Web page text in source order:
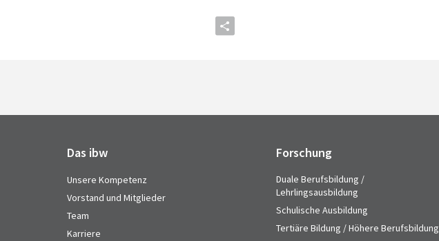
Das ibw
Unsere Kompetenz
Vorstand und Mitglieder
Team
Karriere
Forschung
Duale Berufsbildung /
Lehrlingsausbildung
Schulische Ausbildung
Tertiäre Bildung / Höhere Berufsbildung